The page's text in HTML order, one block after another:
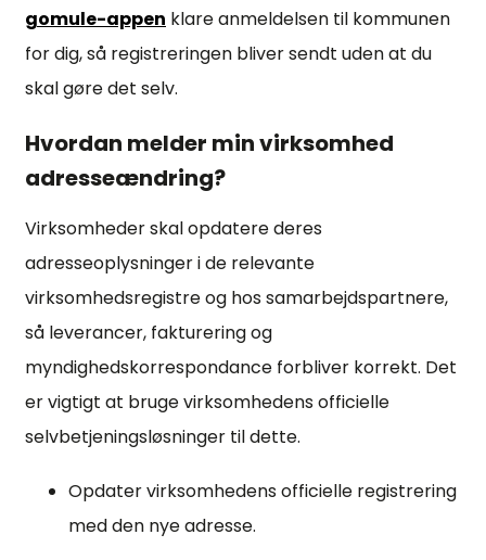
gomule-appen klare anmeldelsen til kommunen
for dig, så registreringen bliver sendt uden at du
skal gøre det selv.
Hvordan melder min virksomhed
adresseændring?
Virksomheder skal opdatere deres
adresseoplysninger i de relevante
virksomhedsregistre og hos samarbejdspartnere,
så leverancer, fakturering og
myndighedskorrespondance forbliver korrekt. Det
er vigtigt at bruge virksomhedens officielle
selvbetjeningsløsninger til dette.
Opdater virksomhedens officielle registrering
med den nye adresse.